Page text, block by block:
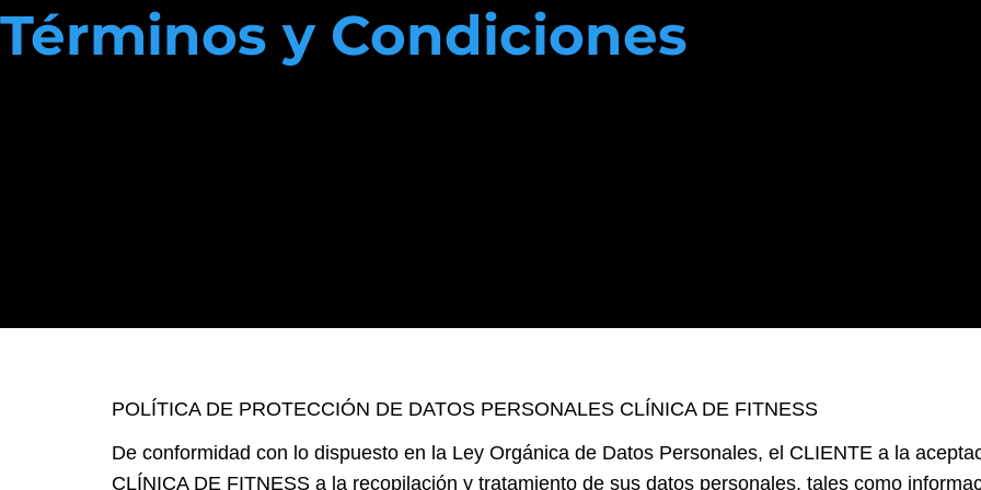
Ir
Programas Tecnología
Términos y Condiciones
POLÍTICA DE PROTECCIÓN DE DATOS PERSONALES CLÍNICA DE FITNESS
De conformidad con lo dispuesto en la Ley Orgánica de Datos Personales, el CLIENTE a la
CLÍNICA DE FITNESS a la recopilación y tratamiento de sus datos personales, tales como